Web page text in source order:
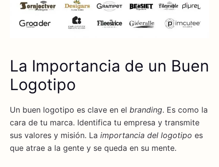
La Importancia de un Buen
Logotipo
Un buen logotipo es clave en el branding. Es como la
cara de tu marca. Identifica tu empresa y transmite
sus valores y misión. La importancia del logotipo es
que atrae a la gente y se queda en su mente.